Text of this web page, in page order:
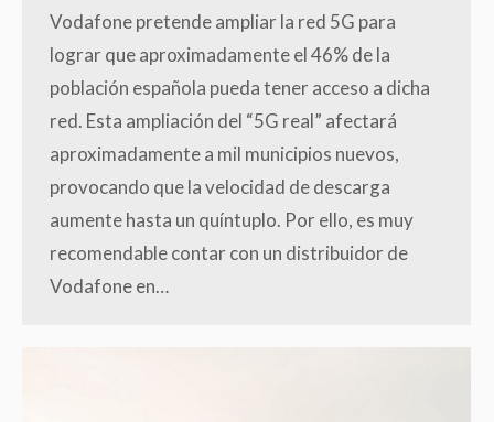
Vodafone pretende ampliar la red 5G para
lograr que aproximadamente el 46% de la
población española pueda tener acceso a dicha
red. Esta ampliación del “5G real” afectará
aproximadamente a mil municipios nuevos,
provocando que la velocidad de descarga
aumente hasta un quíntuplo. Por ello, es muy
recomendable contar con un distribuidor de
Vodafone en…